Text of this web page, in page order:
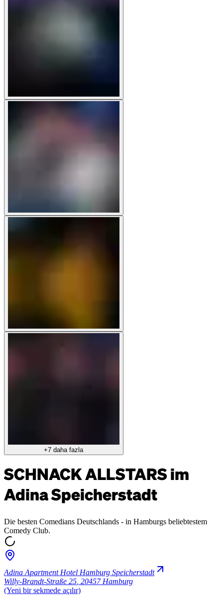
+7 daha fazla
SCHNACK ALLSTARS im
Adina Speicherstadt
Die besten Comedians Deutschlands - in Hamburgs beliebtestem
Comedy Club.
Adina Apartment Hotel Hamburg Speicherstadt
Willy-Brandt-Straße 25 20457 Hamburg
(Yeni bir sekmede açılır)